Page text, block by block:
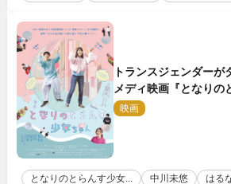
トランスジェンダー
メディ映画『となりの
11.7公開決定
映画
となりのとらんす少女... 中川未悠 はる